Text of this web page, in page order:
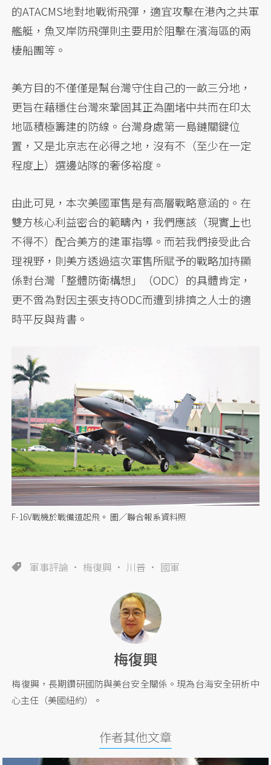
的ATACMS地對地戰術飛彈，適宜攻擊在港內之共軍
艦艇，魚叉岸防飛彈則主要用於阻擊在濱海區的兩
棲船團等。
美方目的不僅僅是幫台灣守住自己的一畝三分地，
更旨在藉穩住台灣來鞏固其正為圍堵中共而在印太
地區積極籌建的防線。台灣身處第一島鏈關鍵位
置，又是北京志在必得之地，沒有不（至少在一定
程度上）選邊站隊的奢侈裕度。
由此可見，本次美國軍售是有高層戰略意涵的。在
雙方核心利益密合的範疇內，我們應該（現實上也
不得不）配合美方的建軍指導。而若我們接受此合
理視野，則美方透過這次軍售所賦予的戰略加持顯
係對台灣「整體防衛構想」（ODC）的具體肯定，
更不啻為對因主張支持ODC而遭到排擠之人士的適
時平反與背書。
F-16V戰機於戰備道起飛。 圖／聯合報系資料照
軍事評論 梅復興 川普 國軍
梅復興
梅復興，長期鑽研國防與美台安全關係。現為台海安全研析中
心主任（美國紐約）。
作者其他文章